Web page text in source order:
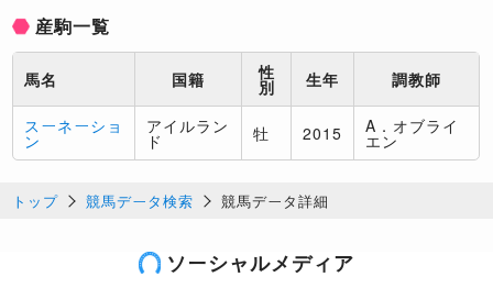
産駒一覧
馬名 国籍 性
別 生年 調教師
スーネーショ
ン
アイルラン
ド 牡 2015 A．オブライ
エン
トップ 競馬データ検索 競馬データ詳細
ソーシャルメディア